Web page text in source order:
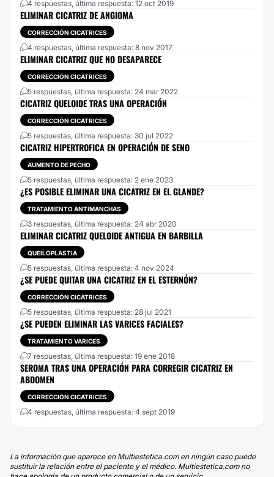
4 respuestas, última respuesta: 12 oct 2019
ELIMINAR CICATRIZ DE ANGIOMA
CORRECCIÓN CICATRICES
4 respuestas, última respuesta: 8 nov 2017
ELIMINAR CICATRIZ QUE NO DESAPARECE
CORRECCIÓN CICATRICES
5 respuestas, última respuesta: 24 mar 2022
CICATRIZ QUELOIDE TRAS UNA OPERACIÓN
CORRECCIÓN CICATRICES
5 respuestas, última respuesta: 30 jul 2022
CICATRIZ HIPERTROFICA EN OPERACIÓN DE SENO
AUMENTO DE PECHO
5 respuestas, última respuesta: 2 ene 2023
¿ES POSIBLE ELIMINAR UNA CICATRIZ EN EL GLANDE?
TRATAMIENTO ANTIMANCHAS
3 respuestas, última respuesta: 24 abr 2020
ELIMINAR CICATRIZ QUELOIDE ANTIGUA EN BARBILLA
QUEILOPLASTIA
5 respuestas, última respuesta: 4 nov 2024
¿SE PUEDE QUITAR UNA CICATRIZ EN EL ESTERNÓN?
CORRECCIÓN CICATRICES
5 respuestas, última respuesta: 28 jul 2021
¿SE PUEDEN ELIMINAR LAS VARICES FACIALES?
TRATAMIENTO VARICES
7 respuestas, última respuesta: 19 ene 2018
SEROMA TRAS UNA OPERACIÓN PARA CORREGIR CICATRIZ EN
ABDOMEN
CORRECCIÓN CICATRICES
4 respuestas, última respuesta: 4 sept 2019
La información que aparece en Multiestetica.com en ningún caso puede
sustituir la relación entre el paciente y el médico. Multiestetica.com no